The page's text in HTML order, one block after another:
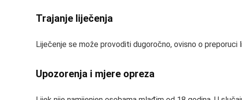
Trajanje liječenja
Liječenje se može provoditi dugoročno, ovisno o
Upozorenja i mjere opreza